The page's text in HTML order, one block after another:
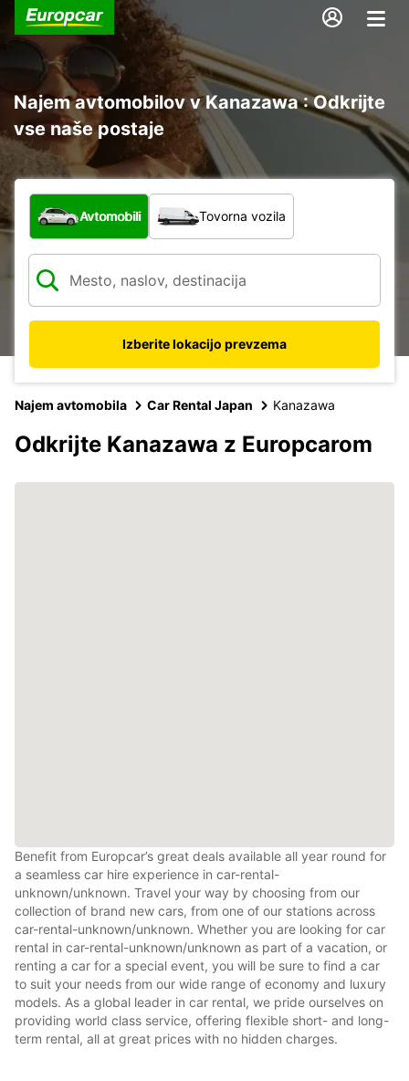
Najem avtomobilov v Kanazawa : Odkrijte
vse naše postaje
Katera vrsta vozila?
Avtomobili Tovorna vozila
Izberite lokacijo prevzema
Najem avtomobila Car Rental Japan Kanazawa
Odkrijte Kanazawa z Europcarom
Benefit from Europcar’s great deals available all year round for
a seamless car hire experience in car-rental-
unknown/unknown. Travel your way by choosing from our
collection of brand new cars, from one of our stations across
car-rental-unknown/unknown. Whether you are looking for car
rental in car-rental-unknown/unknown as part of a vacation, or
renting a car for a special event, you will be sure to find a car
to suit your needs from our wide range of economy and luxury
models. As a global leader in car rental, we pride ourselves on
providing world class service, offering flexible short- and long-
term rental, all at great prices with no hidden charges.